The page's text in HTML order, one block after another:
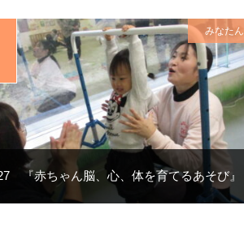
『赤ちゃん脳、心、体を育てるあそび』
みなたん